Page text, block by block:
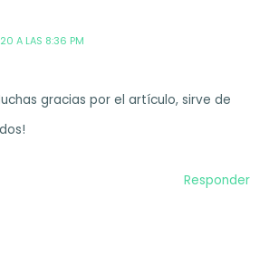
A LAS 8:36 PM
gracias por el artículo, sirve de
Responder